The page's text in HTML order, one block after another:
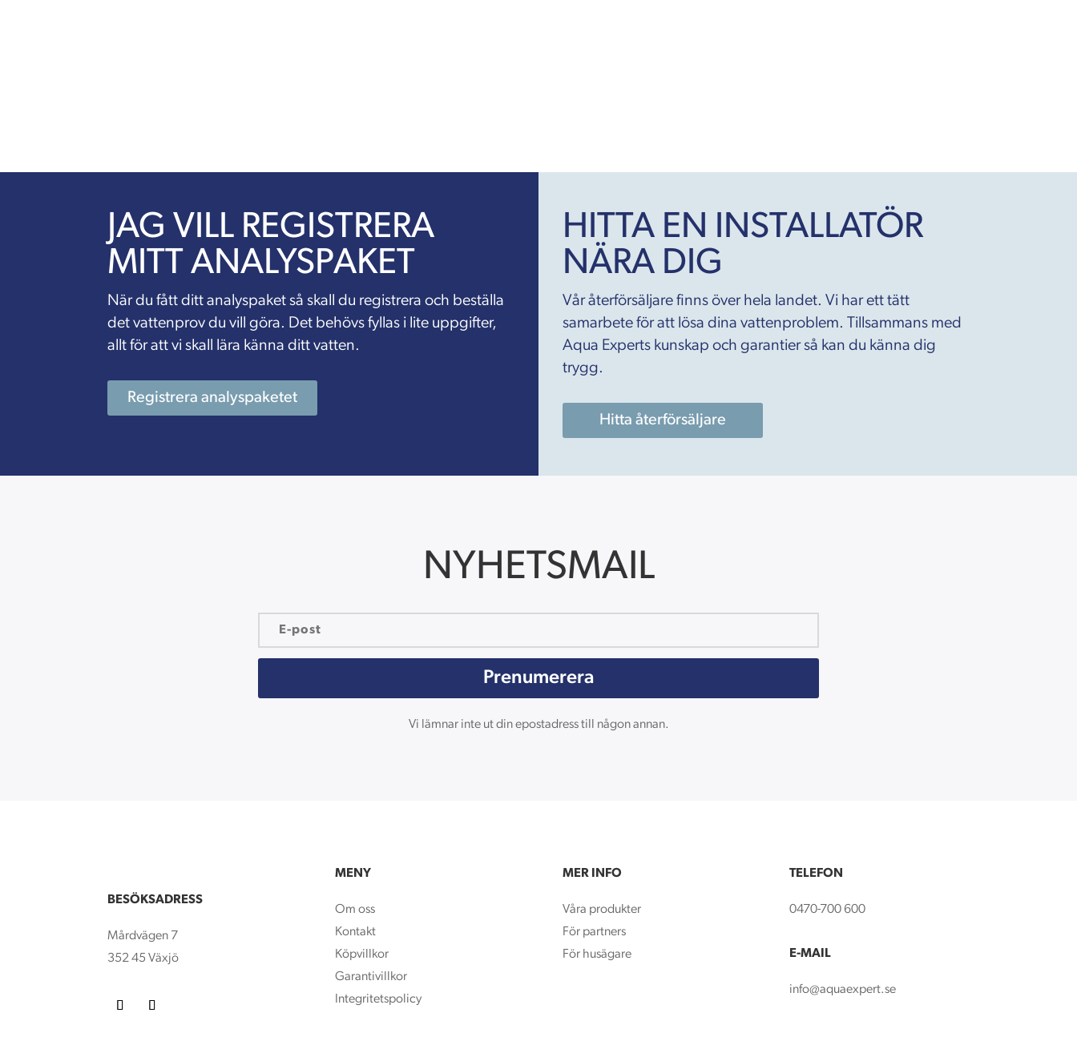
JAG VILL REGISTRERA
MITT ANALYSPAKET
När du fått ditt analyspaket så skall du registrera och beställa
det vattenprov du vill göra. Det behövs fyllas i lite uppgifter,
allt för att vi skall lära känna ditt vatten.
Registrera analyspaketet
HITTA EN INSTALLATÖR
NÄRA DIG
Vår återförsäljare finns över hela landet. Vi har ett tätt
samarbete för att lösa dina vattenproblem. Tillsammans med
Aqua Experts kunskap och garantier så kan du känna dig
trygg.
Hitta återförsäljare
NYHETSMAIL
Prenumerera
Vi lämnar inte ut din epostadress till någon annan.
BESÖKSADRESS
Mårdvägen 7
352 45 Växjö
MENY
Om oss
Kontakt
Köpvillkor
Garantivillkor
Integritetspolicy
MER INFO
Våra produkter
För partners
För husägare
TELEFON
0470-700 600
E-MAIL
info@aquaexpert.se